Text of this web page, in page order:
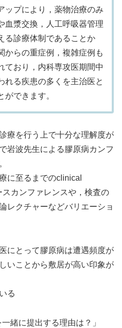
ップにより，薬物治療のみ
血漿交換，人工呼吸器管理
る診療体制であることか
からの重症例，複雑症例も
ており，内科専攻医期間中
れる疾患の多くを主治医と
ができます。
療を行う上で十分な理解度が
岩波先生による膠原病カンフ
に至るまでのclinical
カンファレンスや，検査の
レクチャーなどバリエーショ
にとって膠原病は遭遇頻度が
いことから敷居が高い印象が
る
緒に提出する理由は？」